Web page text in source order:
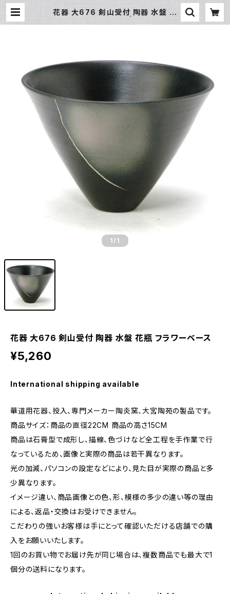
花器 大676 剣山受付 陶器 水盤 花
1 /1
花器 大676 剣山受付 陶器 水盤 花瓶 フラワーベース
¥5,260
International shipping available
華道用花器、投入、専門メーカー陶炎窯、大宮陶苑の製品です。
商品サイズ：商品の直径22CM 商品の高さ15CM
商品は石膏型で成形し、描線、色づけなど全工程を手作業で行
なっているため、画像と実際の商品は若干異なります。
光の加減、パソコンの設定などにより、見た目が実際の商品と多
少異なります。
イメージ違い、商品画像との色、形、模様の多少の違い等の理由
による、返品・交換はお受けできません。
こだわりの強いお客様は手にとって確認いただける店舗での購
入をお願いいたします。
1回のお買い物でお届け先が同じ場合は、複数商品でも最大で1
個分の送料になります。